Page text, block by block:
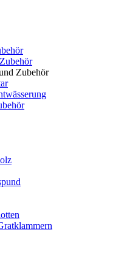
Zubehör